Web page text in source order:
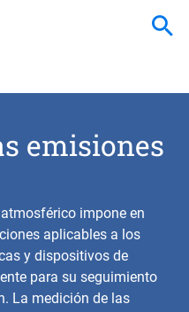
emisiones
impone en
aplicables a los
y dispositivos de
para su seguimiento
La medición de las